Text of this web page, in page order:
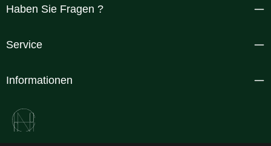
Haben Sie Fragen ?
Service
Informationen